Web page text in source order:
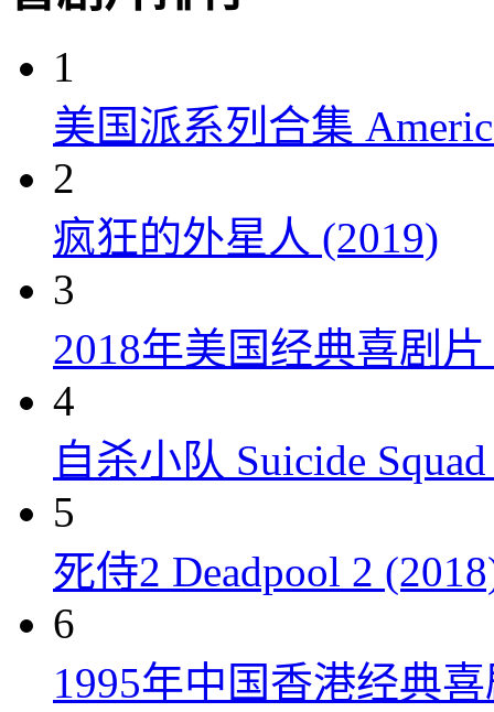
1
美国派系列合集
2
疯狂的外星人 (2019)
3
2018年美国经典喜剧
4
自杀小队 Suicide
5
死侍2 Deadpool 2
6
1995年中国香港经典